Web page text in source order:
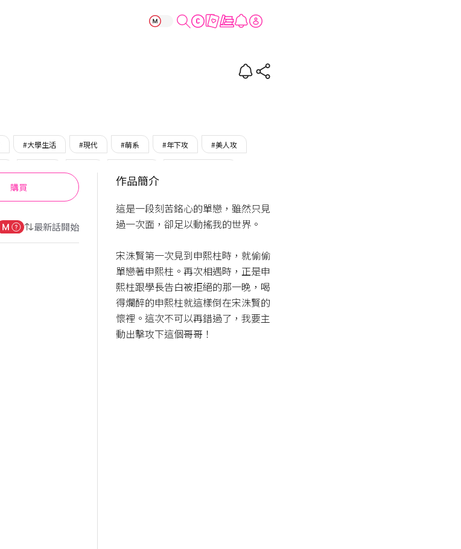
年下攻受難記
#大學生活 #現代 #萌系 #年下攻 #美人攻
購買
最新話開始
作品簡介
這是一段刻苦銘心的單戀，雖然只見
過一次面，卻足以動搖我的世界。
宋洙賢第一次見到申熙柱時，就偷偷
單戀著申熙柱。再次相遇時，正是申
熙柱跟學長告白被拒絕的那一晚，喝
得爛醉的申熙柱就這樣倒在宋洙賢的
懷裡。這次不可以再錯過了，我要主
動出擊攻下這個哥哥！